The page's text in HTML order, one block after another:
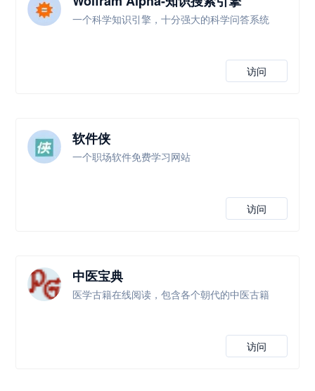
一个科学知识引擎，十分强大的科学问答系统
访问
软件侠
一个职场软件免费学习网站
访问
中医宝典
医学古籍在线阅读，包含各个朝代的中医古籍
访问